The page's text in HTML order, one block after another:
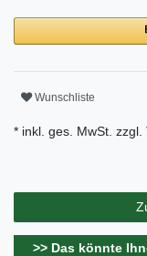
Wunschliste
* inkl. ges. MwSt. zzgl.
>> Das könnte